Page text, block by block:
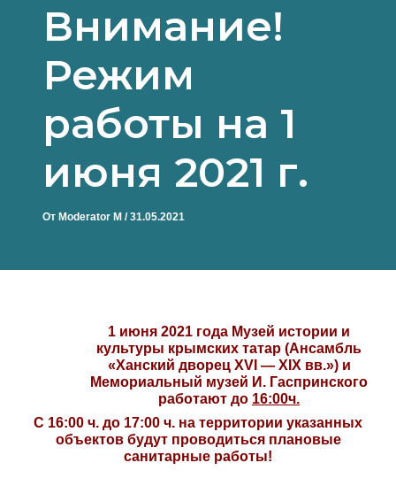
Внимание!
Режим
работы на 1
июня 2021 г.
От Moderator M /31.05.2021
1 июня 2021 года Музей истории и
культуры крымских татар (Ансамбль
«Ханский дворец XVI — XIX вв.») и
Мемориальный музей И. Гаспринского
работают до 16:00ч.
С 16:00 ч. до 17:00 ч. на территории указанных
объектов будут проводиться плановые
санитарные работы!